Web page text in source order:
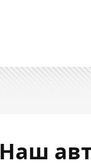
Наш